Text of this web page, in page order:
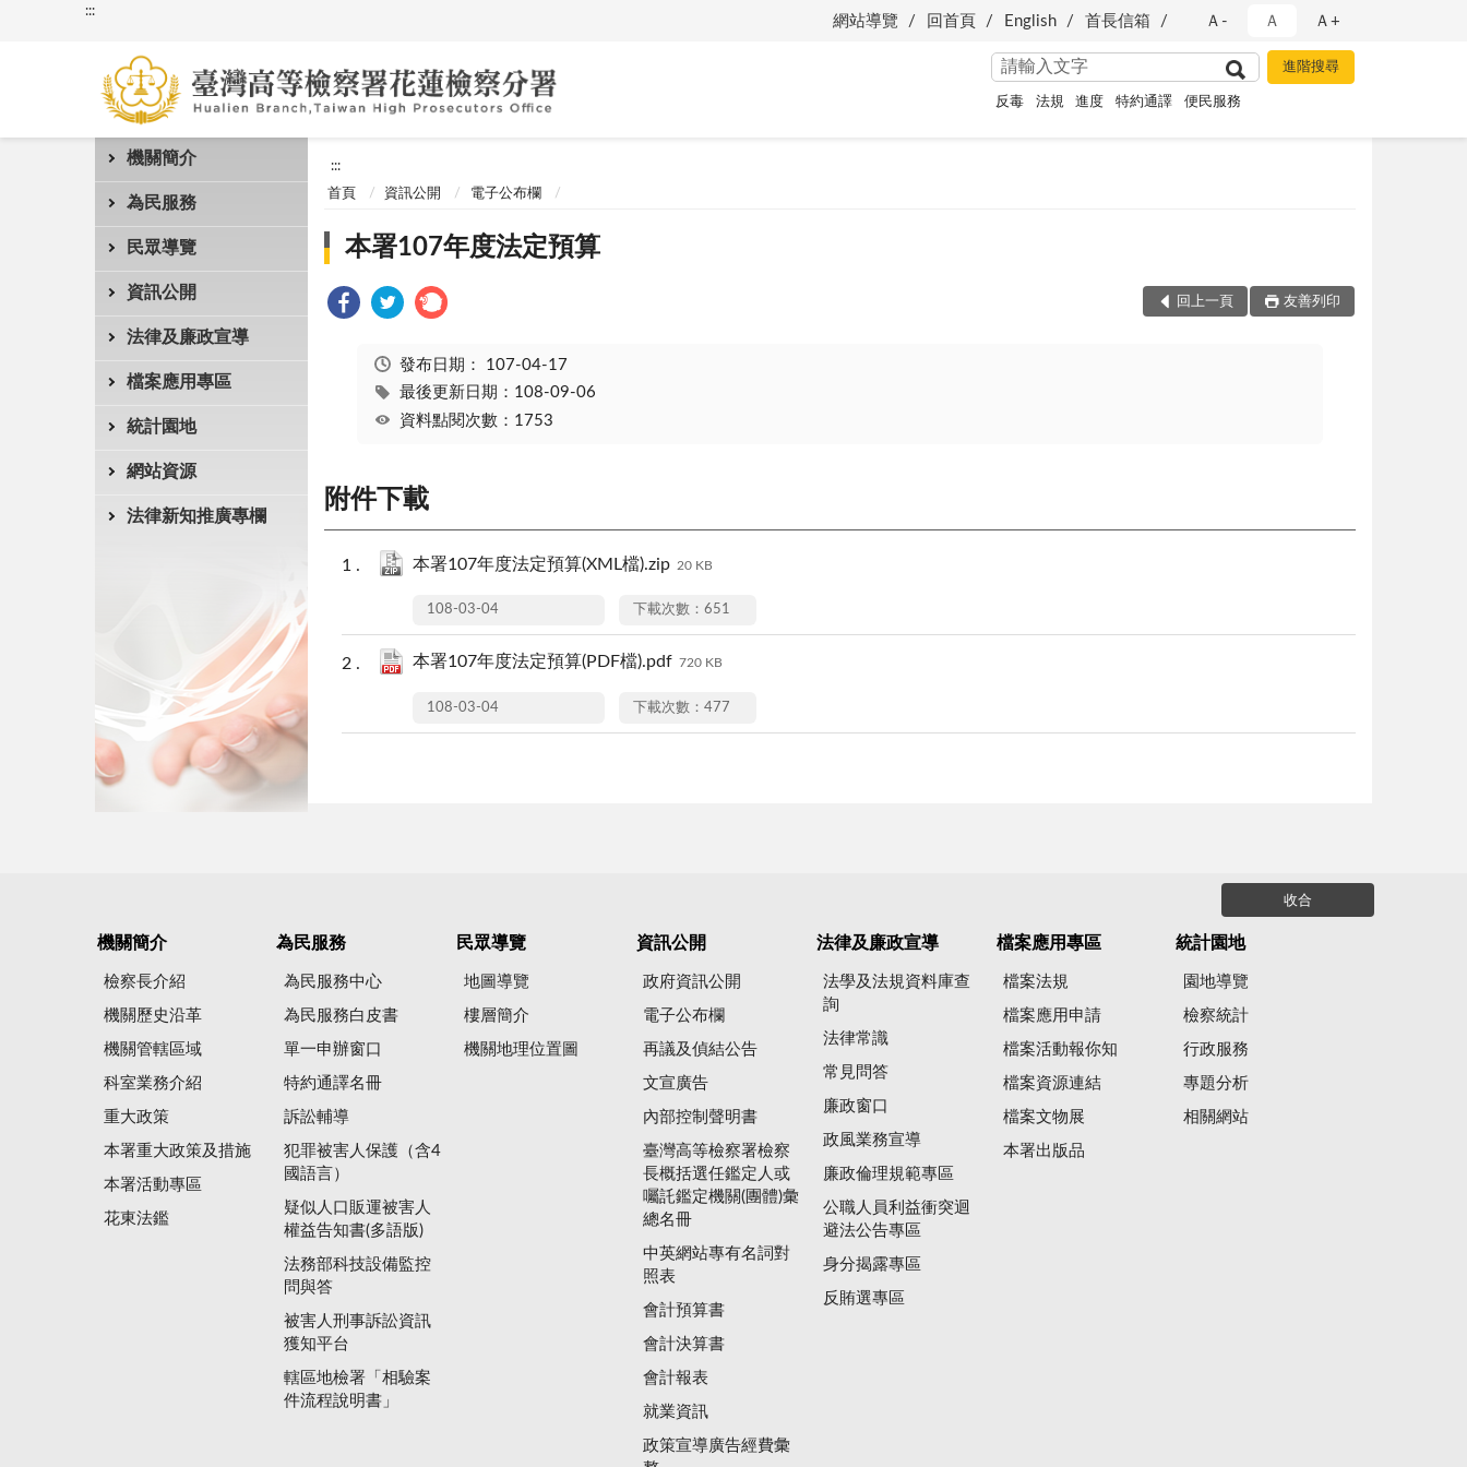
:::
網站導覽 回首頁 English 首長信箱 Ａ- Ａ Ａ+
反毒 法規 進度 特約通譯 便民服務
機關簡介
為民服務
民眾導覽
資訊公開
法律及廉政宣導
檔案應用專區
統計園地
網站資源
法律新知推廣專欄
:::
首頁 資訊公開 電子公布欄
本署107年度法定預算
回上一頁 友善列印
發布日期： 107-04-17
最後更新日期：108-09-06
資料點閱次數：1753
附件下載
本署107年度法定預算(XML檔).zip 20 KB
108-03-04 下載次數：651
本署107年度法定預算(PDF檔).pdf 720 KB
108-03-04 下載次數：477
收合
機關簡介
檢察長介紹
機關歷史沿革
機關管轄區域
科室業務介紹
重大政策
本署重大政策及措施
本署活動專區
花東法鑑
為民服務
為民服務中心
為民服務白皮書
單一申辦窗口
特約通譯名冊
訴訟輔導
犯罪被害人保護（含4
國語言）
疑似人口販運被害人
權益告知書(多語版)
法務部科技設備監控
問與答
被害人刑事訴訟資訊
獲知平台
轄區地檢署「相驗案
件流程說明書」
民眾導覽
地圖導覽
樓層簡介
機關地理位置圖
資訊公開
政府資訊公開
電子公布欄
再議及偵結公告
文宣廣告
內部控制聲明書
臺灣高等檢察署檢察
長概括選任鑑定人或
囑託鑑定機關(團體)彙
總名冊
中英網站專有名詞對
照表
會計預算書
會計決算書
會計報表
就業資訊
政策宣導廣告經費彙
法律及廉政宣導
法學及法規資料庫查
詢
法律常識
常見問答
廉政窗口
政風業務宣導
廉政倫理規範專區
公職人員利益衝突迴
避法公告專區
身分揭露專區
反賄選專區
檔案應用專區
檔案法規
檔案應用申請
檔案活動報你知
檔案資源連結
檔案文物展
本署出版品
統計園地
園地導覽
檢察統計
行政服務
專題分析
相關網站